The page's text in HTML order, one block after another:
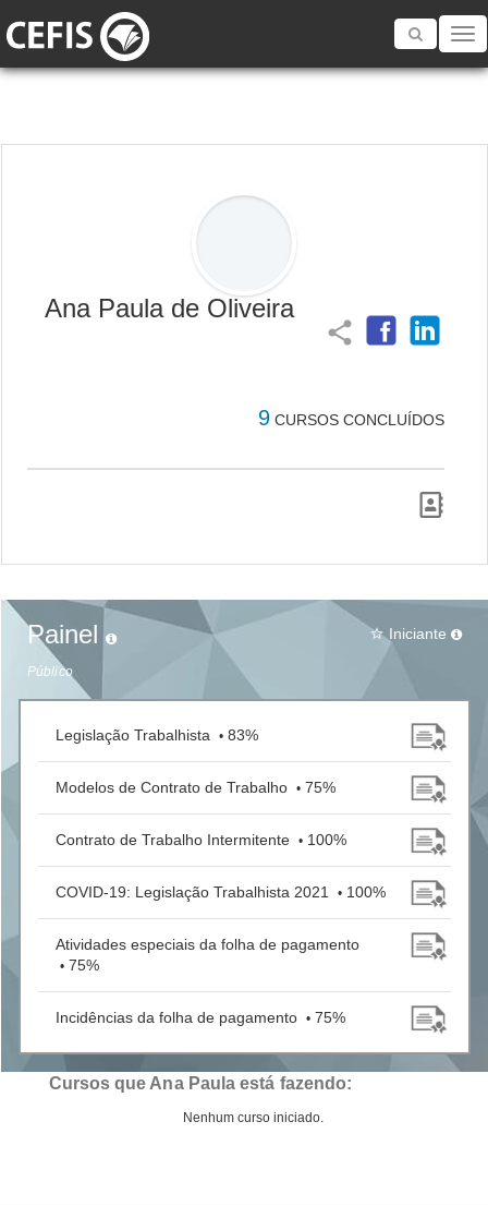
Toggle
Ana Paula de Oliveira
share
9 CURSOS CONCLUÍDOS
Painel
Público
star_border Iniciante
Legislação Trabalhista • 83%
Modelos de Contrato de Trabalho • 75%
Contrato de Trabalho Intermitente • 100%
COVID-19: Legislação Trabalhista 2021 • 100%
Atividades especiais da folha de pagamento
• 75%
Incidências da folha de pagamento • 75%
Cursos que Ana Paula está fazendo:
Nenhum curso iniciado.